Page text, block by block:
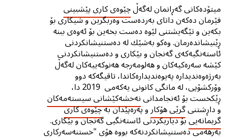
میتۆدەکانی گەڕانمان لەگەڵچێوەی کاری پێشبینی
فێرمان دەکەن داتای بەردەست وەربگرین و شیکاری بۆ
بکەین و تێگەیشتنى لێوە دەست بخەین بۆ ئەوەی ببنە
ڕێنیشاندەرمان. وەکو بەشێك لە دەستنیشانکردنی
ئاستەنگیەکەی گەنجان و بێکارى و دەستنیشانکردنی
کێشە سەرەکیەکان و هەلومەرجە هەنوکەییەکان لەگەڵ
بەرژەوەندیدارە پەیوەندیدارەکاندا، تاقیگەکە دوو
وۆرکشۆپی، لە مانگی کانونی یەکەمی 2019 دا،
ڕێکخست بۆ ئەنجامدانینەخشەکێشانی سیستەمەکان
و داڕشتنیگرێی هۆکارو پەرەپێدان بەچێوەی کاری
گریمانەییبۆ دیاریکردنی ئاستەنگیی گەنجان و بێکارى.
بەرهەمی دەستنیشانکردنەکە بووە هۆی "خستنەسەرکاری